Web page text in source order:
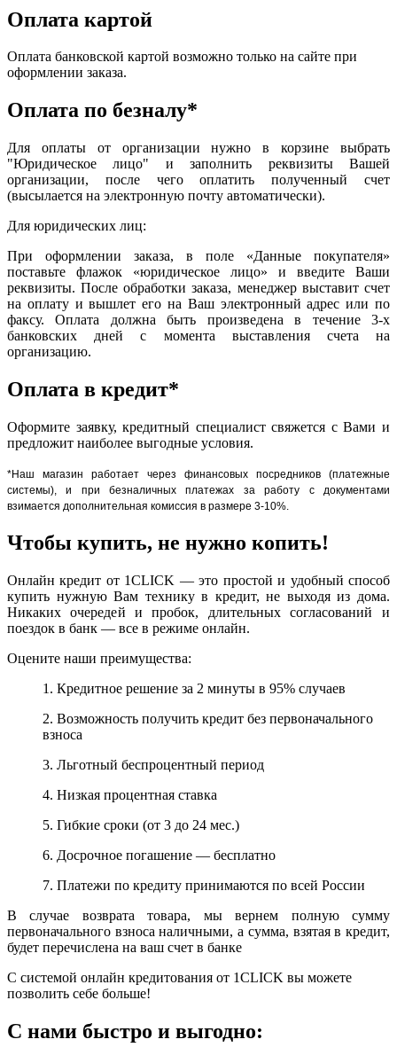
Оплата картой
Оплата банковской картой возможно только на сайте при
оформлении заказа.
Оплата по безналу*
Для оплаты от организации нужно в корзине выбрать
"Юридическое лицо" и заполнить реквизиты Вашей
организации, после чего оплатить полученный счет
(высылается на электронную почту автоматически).
Для юридических лиц:
При оформлении заказа, в поле «Данные покупателя»
поставьте флажок «юридическое лицо» и введите Ваши
реквизиты. После обработки заказа, менеджер выставит счет
на оплату и вышлет его на Ваш электронный адрес или по
факсу. Оплата должна быть произведена в течение 3-х
банковских дней с момента выставления счета на
организацию.
Оплата в кредит*
Оформите заявку, кредитный специалист свяжется с Вами и
предложит наиболее выгодные условия.
*Наш магазин работает через финансовых посредников (платежные
системы), и при безналичных платежах за работу с документами
взимается дополнительная комиссия в размере 3-10%.
Чтобы купить, не нужно копить!
Онлайн кредит от 1CLICK — это простой и удобный способ
купить нужную Вам технику в кредит, не выходя из дома.
Никаких очередей и пробок, длительных согласований и
поездок в банк — все в режиме онлайн.
Оцените наши преимущества:
1. Кредитное решение за 2 минуты в 95% случаев
2. Возможность получить кредит без первоначального
взноса
3. Льготный беспроцентный период
4. Низкая процентная ставка
5. Гибкие сроки (от 3 до 24 мес.)
6. Досрочное погашение — бесплатно
7. Платежи по кредиту принимаются по всей России
В случае возврата товара, мы вернем полную сумму
первоначального взноса наличными, а сумма, взятая в кредит,
будет перечислена на ваш счет в банке
С системой онлайн кредитования от 1CLICK вы можете
позволить себе больше!
С нами быстро и выгодно: